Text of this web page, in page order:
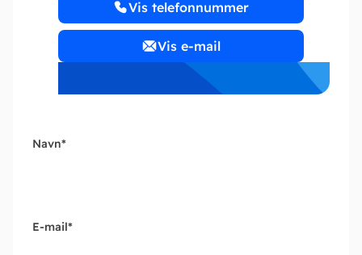
Vis telefonnummer
Vis e-mail
Navn*
E-mail*